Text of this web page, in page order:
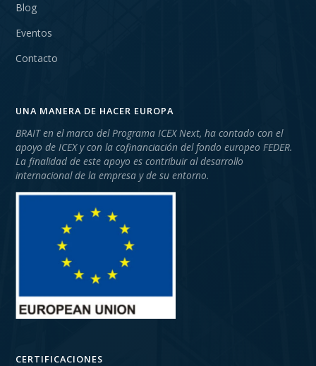
Blog
Eventos
Contacto
UNA MANERA DE HACER EUROPA
BRAIT en el marco del Programa ICEX Next, ha contado con el
apoyo de ICEX y con la cofinanciación del fondo europeo FEDER.
La finalidad de este apoyo es contribuir al desarrollo
internacional de la empresa y de su entorno.
CERTIFICACIONES